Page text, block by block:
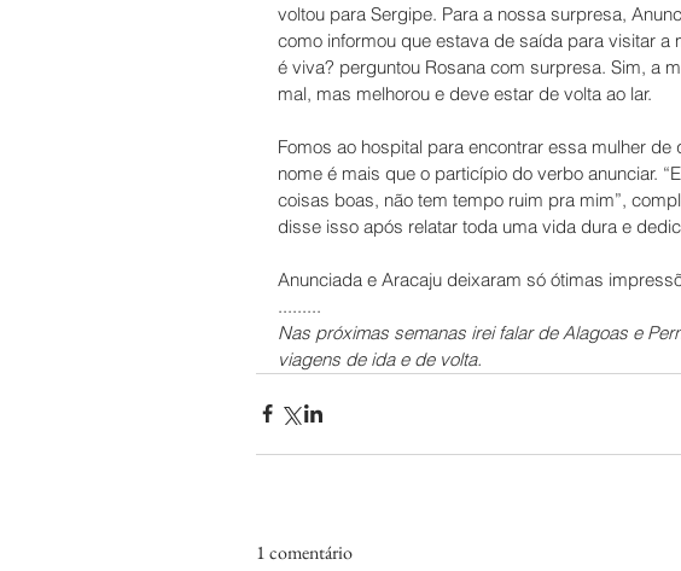
voltou para Sergipe. Para a nossa surpresa,
como informou que estava de saída para visitar
é viva? perguntou Rosana com surpresa. Sim, a
mal, mas melhorou e deve estar de volta ao lar.
Fomos ao hospital para encontrar essa mulher
nome é mais que o particípio do verbo anunciar.
coisas boas, não tem tempo ruim pra mim”,
disse isso após relatar toda uma vida dura e
Anunciada e Aracaju deixaram só ótimas
.........
Nas próximas semanas irei falar de Alagoas e
viagens de ida e de volta.
1 comentário